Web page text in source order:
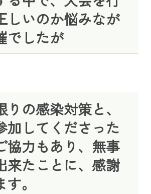
しいのか悩みなが
でしたが
りの感染対策と、
加してくださった
協力もあり、無事
来たことに、感謝
。